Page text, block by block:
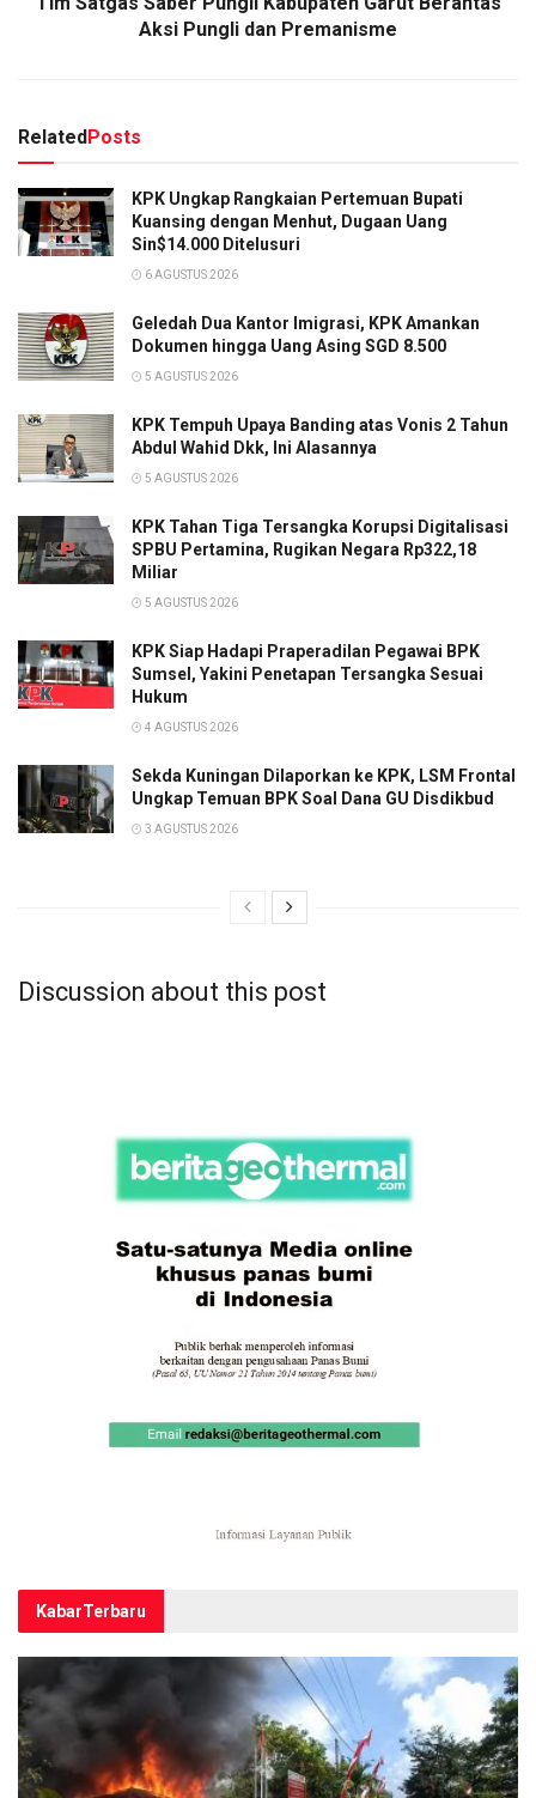
Aksi Pungli dan Premanisme
RelatedPosts
KPK Ungkap Rangkaian Pertemuan Bupati
Kuansing dengan Menhut, Dugaan Uang
Sin$14.000 Ditelusuri
6 AGUSTUS 2026
Geledah Dua Kantor Imigrasi, KPK Amankan
Dokumen hingga Uang Asing SGD 8.500
5 AGUSTUS 2026
KPK Tempuh Upaya Banding atas Vonis 2 Tahun
Abdul Wahid Dkk, Ini Alasannya
5 AGUSTUS 2026
KPK Tahan Tiga Tersangka Korupsi Digitalisasi
SPBU Pertamina, Rugikan Negara Rp322,18
Miliar
5 AGUSTUS 2026
KPK Siap Hadapi Praperadilan Pegawai BPK
Sumsel, Yakini Penetapan Tersangka Sesuai
Hukum
4 AGUSTUS 2026
Sekda Kuningan Dilaporkan ke KPK, LSM Frontal
Ungkap Temuan BPK Soal Dana GU Disdikbud
3 AGUSTUS 2026
Discussion about this post
KabarTerbaru